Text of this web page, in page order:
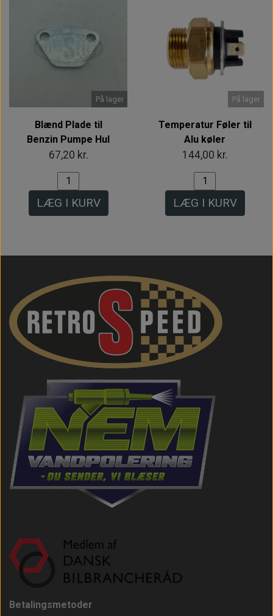
På lager
Blænd Plade til
Benzin Pumpe Hul
67,20 kr.
LÆG I KURV
På lager
Temperatur Føler til
Alu køler
144,00 kr.
LÆG I KURV
Betalingsmetoder